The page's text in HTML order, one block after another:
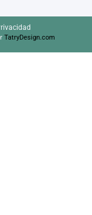
TatryDesign.com